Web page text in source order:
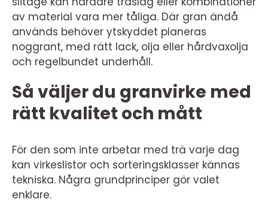
av material vara mer tåliga. Där gran ändå
används behöver ytskyddet planeras
noggrant, med rätt lack, olja eller hårdvaxolja
och regelbundet underhåll.
Så väljer du granvirke med
rätt kvalitet och mått
För den som inte arbetar med trä varje dag
kan virkeslistor och sorteringsklasser kännas
tekniska. Några grundprinciper gör valet
enklare.